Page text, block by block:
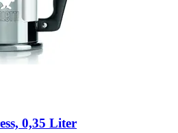
0,35 Liter